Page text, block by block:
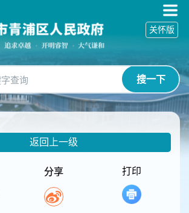
搜一下
关怀版
返回上一级
分享 打印